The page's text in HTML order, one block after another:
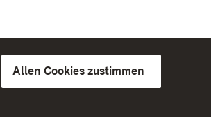
Allen Cookies zustimmen